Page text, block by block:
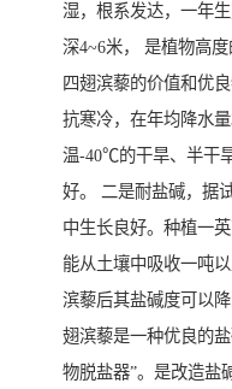
湿，根系发达，一年
深4~6米， 是植物高度
四翅滨藜的价值和优
抗寒冷，在年均降水
温-40℃的干旱、半干
好。 二是耐盐碱，据
中生长良好。种植一
能从土壤中吸收一吨
滨藜后其盐碱度可以
翅滨藜是一种优良的
物脱盐器”。是改造盐